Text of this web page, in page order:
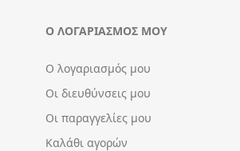
Ο ΛΟΓΑΡΙΑΣΜΌΣ ΜΟΥ
Ο λογαριασμός μου
Οι διευθύνσεις μου
Οι παραγγελίες μου
Καλάθι αγορών